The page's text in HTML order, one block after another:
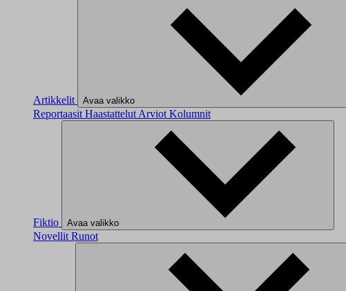
Artikkelit Avaa valikko
Reportaasit Haastattelut Arviot Kolumnit
Fiktio Avaa valikko
Novellit Runot